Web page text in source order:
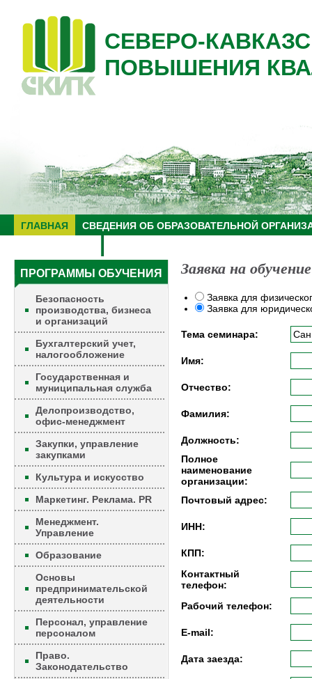
СЕВЕРО-
ПОВЫШЕНИЯ
ГЛАВНАЯ
СВЕДЕНИЯ ОБ ОБРАЗОВАТЕЛЬНОЙ
ПРОГРАММЫ ОБУЧЕНИЯ
Безопасность
производства, бизнеса
и организаций
Бухгалтерский учет,
налогообложение
Государственная и
муниципальная служба
Делопроизводство,
офис-менеджмент
Закупки, управление
закупками
Культура и искусство
Маркетинг. Реклама. PR
Менеджмент.
Управление
Образование
Основы
предпринимательской
деятельности
Персонал, управление
персоналом
Право.
Законодательство
Заявка на обучение
Заявка для
Заявка для
Тема семинара:
Имя:
Отчество:
Фамилия:
Должность:
Полное
наименование
организации:
Почтовый адрес:
ИНН:
КПП:
Контактный
телефон:
Рабочий телефон:
E-mail:
Дата заезда: